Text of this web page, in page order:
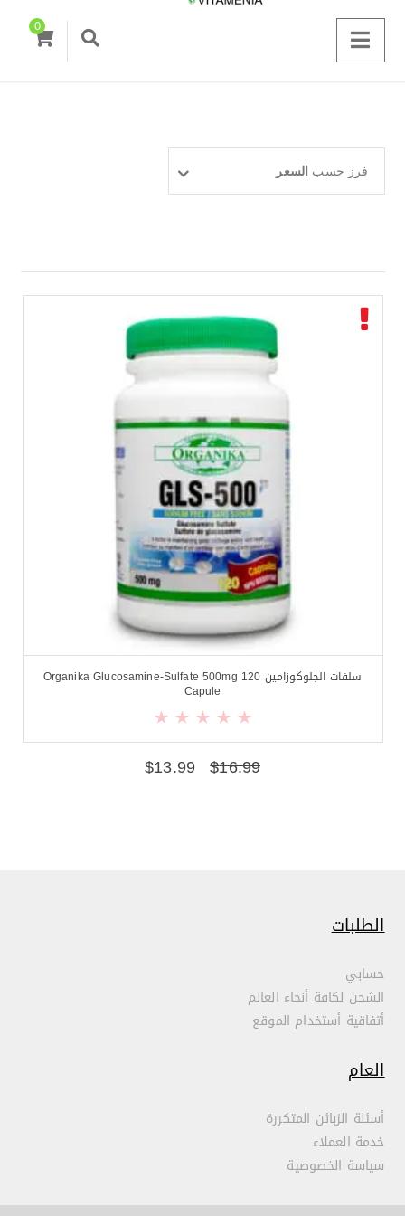
0
فرز حسب السعر
سلفات الجلوكوزامين Organika Glucosamine-Sulfate 500mg 120
Capule
$16.99
$13.99
الطلبات
حسابي
الشحن لكافة أنحاء العالم
أتفاقية أستخدام الموقع
العام
أسئلة الزبائن المتكررة
خدمة العملاء
سياسة الخصوصية